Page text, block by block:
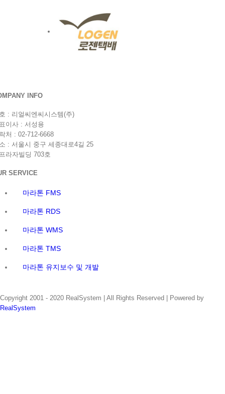
INFO
: 리얼씨엔씨시스템(주)
이사 : 서성용
처 : 02-712-6668
: 서울시 중구 세종대로4길 25
라자빌딩 703호
SERVICE
마라톤 FMS
마라톤 RDS
마라톤 WMS
마라톤 TMS
마라톤 유지보수 및 개발
Copyright 2001 - 2020 RealSystem | All Rights Reserved | Powered by
RealSystem